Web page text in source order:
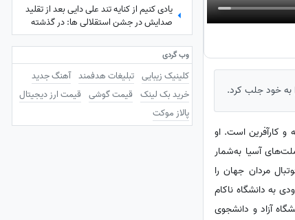
به خود جلب کرد.
و کارآفرین است. او
آسیا به‌شمار
ملی فوتبال مردان جهان را
ورودی به دانشگاه ناکام
آزاد و دانشجوی
یادی کنیم از کنایه تند علی دایی بعد از تقلید
صدایش در جشن استقلالی ها: در گذشته
پادشاهان دلقک‌هایی داشتند که وظیفه‌شان
تقلید صدا و خنداندن مردم بود+عکسوب گردی
کلینیک زیبایی تبلیغات هدفمند آهنگ جدید
خرید بک لینک قیمت گوشی قیمت ارز دیجیتال
پالاز موکت